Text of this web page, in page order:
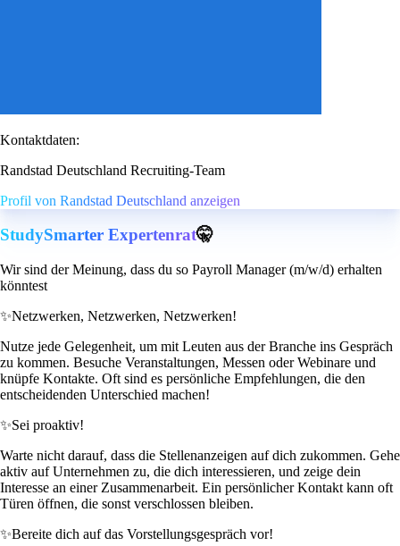
Kontaktdaten:
Randstad Deutschland Recruiting-Team
Profil von Randstad Deutschland anzeigen
StudySmarter Expertenrat🤫
Wir sind der Meinung, dass du so Payroll Manager (m/w/d) erhalten
könntest
✨Netzwerken, Netzwerken, Netzwerken!
Nutze jede Gelegenheit, um mit Leuten aus der Branche ins Gespräch
zu kommen. Besuche Veranstaltungen, Messen oder Webinare und
knüpfe Kontakte. Oft sind es persönliche Empfehlungen, die den
entscheidenden Unterschied machen!
✨Sei proaktiv!
Warte nicht darauf, dass die Stellenanzeigen auf dich zukommen. Gehe
aktiv auf Unternehmen zu, die dich interessieren, und zeige dein
Interesse an einer Zusammenarbeit. Ein persönlicher Kontakt kann oft
Türen öffnen, die sonst verschlossen bleiben.
✨Bereite dich auf das Vorstellungsgespräch vor!